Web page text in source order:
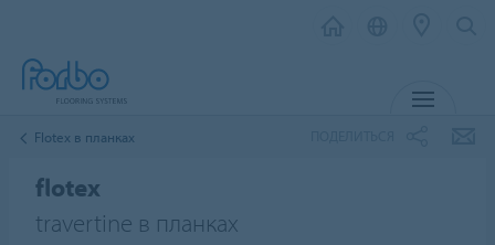
Flotex в планках
flotex
travertine в планках